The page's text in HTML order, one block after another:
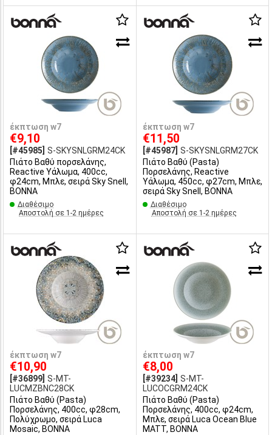
έκπτωση w7
€9,10
[#45985] S-SKYSNLGRM24CK
Πιάτο Βαθύ πορσελάνης,
Reactive Υάλωμα, 400cc,
φ24cm, Μπλε, σειρά Sky Snell,
BONNA
Διαθέσιμο
Αποστολή σε 1-2 ημέρες
έκπτωση w7
€11,50
[#45987] S-SKYSNLGRM27CK
Πιάτο Βαθύ (Pasta)
Πορσελάνης, Reactive
Υάλωμα, 450cc, φ27cm, Μπλε,
σειρά Sky Snell, BONNA
Διαθέσιμο
Αποστολή σε 1-2 ημέρες
έκπτωση w7
€10,90
[#36899] S-MT-
LUCMZBNC28CK
Πιάτο Βαθύ (Pasta)
Πορσελάνης, 400cc, φ28cm,
Πολύχρωμο, σειρά Luca
Mosaic, BONNA
έκπτωση w7
€8,00
[#39234] S-MT-
LUCOCGRM24CK
Πιάτο Βαθύ (Pasta)
Πορσελάνης, 400cc, φ24cm,
Μπλε, σειρά Luca Ocean Blue
MATT, BONNA